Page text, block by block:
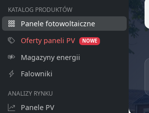
KATALOG PRODUKTÓW
Panele fotowoltaiczne
Oferty paneli PV
NOWE
Magazyny energii
Falowniki
ANALIZY RYNKU
Panele PV